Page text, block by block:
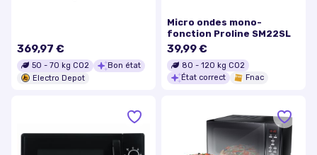
369,97 €
50 - 70 kg CO2
Bon état
Electro Depot
Micro ondes mono-
fonction Proline SM22SL
39,99 €
80 - 120 kg CO2
État correct
Fnac